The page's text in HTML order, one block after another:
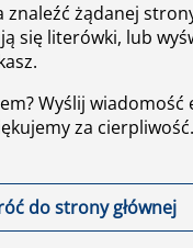
znaleźć żądanej
się literówki, lub
Wyślij
za cierpliwość.
do strony głównej